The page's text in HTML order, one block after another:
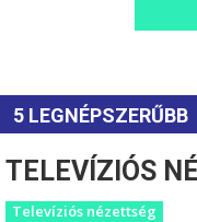
5 LEGNÉPSZERŰBB
TELEVÍZIÓS
Televíziós nézettség